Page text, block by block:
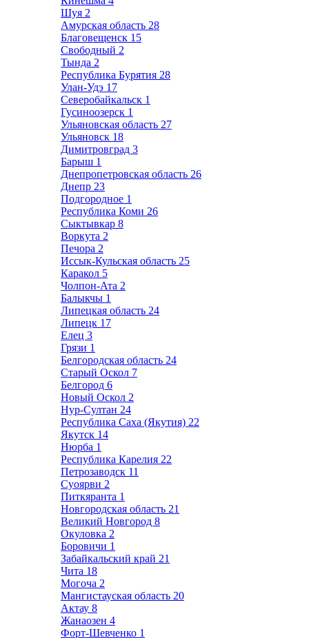
Шуя 2
Амурская область 28
Благовещенск 15
Свободный 2
Тында 2
Республика Бурятия 28
Улан-Удэ 17
Северобайкальск 1
Гусиноозерск 1
Ульяновская область 27
Ульяновск 18
Димитровград 3
Барыш 1
Днепропетровская область 26
Днепр 23
Подгородное 1
Республика Коми 26
Сыктывкар 8
Воркута 2
Печора 2
Иссык-Кульская область 25
Каракол 5
Чолпон-Ата 2
Балыкчы 1
Липецкая область 24
Липецк 17
Елец 3
Грязи 1
Белгородская область 24
Старый Оскол 7
Белгород 6
Новый Оскол 2
Нур-Султан 24
Республика Саха (Якутия) 22
Якутск 14
Нюрба 1
Республика Карелия 22
Петрозаводск 11
Суоярви 2
Питкяранта 1
Новгородская область 21
Великий Новгород 8
Окуловка 2
Боровичи 1
Забайкальский край 21
Чита 18
Могоча 2
Мангистауская область 20
Актау 8
Жанаозен 4
Форт-Шевченко 1